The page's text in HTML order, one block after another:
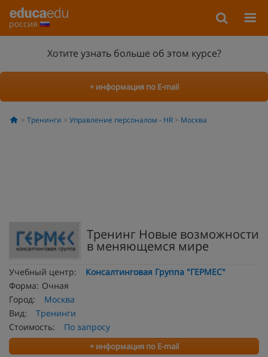
россия
Хотите узнать больше об этом курсе?
+ информация по E-mail
Тренинги Управление персоналом - HR Москва
Тренинг Новые возможности
в меняющемся мире
Учебный центр:
Консалтинговая Группа "ГЕРМЕС"
Форма: Очная
Город:
Москва
Вид:
Тренинги
Стоимость:
По запросу
+ информация по E-mail